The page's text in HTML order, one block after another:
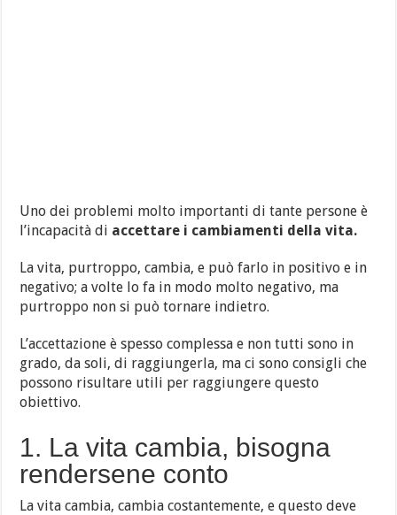
Uno dei problemi molto importanti di tante persone è
l’incapacità di accettare i cambiamenti della vita.
La vita, purtroppo, cambia, e può farlo in positivo e in
negativo; a volte lo fa in modo molto negativo, ma
purtroppo non si può tornare indietro.
L’accettazione è spesso complessa e non tutti sono in
grado, da soli, di raggiungerla, ma ci sono consigli che
possono risultare utili per raggiungere questo
obiettivo.
1. La vita cambia, bisogna
rendersene conto
La vita cambia, cambia costantemente, e questo deve